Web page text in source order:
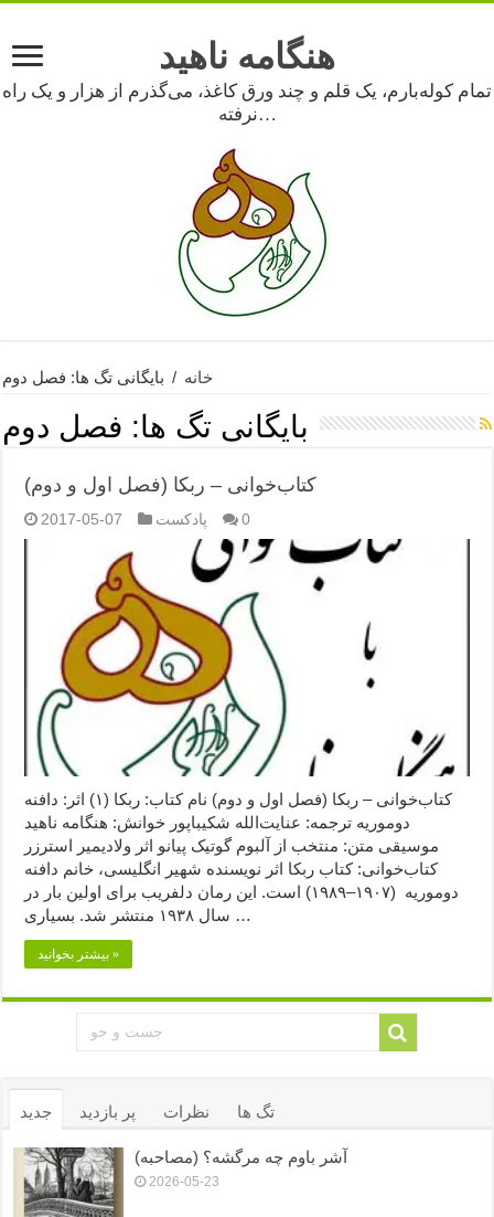
هنگامه ناهید
تمام کوله‌بارم، یک قلم و چند ورق کاغذ، می‌گذرم از هزار و یک راه
نرفته…
خانه / بایگانی تگ ها: فصل دوم
بایگانی تگ ها: فصل دوم
کتاب‌خوانی – ربکا (فصل اول و دوم)
2017-05-07 پادکست 0
کتاب‌خوانی – ربکا (فصل اول و دوم) نام کتاب: ربکا (۱) اثر: دافنه
دوموریه ترجمه: عنایت‌الله شکیباپور خوانش: هنگامه ناهید
موسیقی متن: منتخب از آلبوم گوتیک پیانو اثر ولادیمیر استرزر
کتاب‌خوانی: کتاب ربکا اثر نویسنده شهیر انگلیسی، خانم دافنه
دوموریه (۱۹۰۷–۱۹۸۹) است. این رمان دلفریب برای اولین بار در
سال ۱۹۳۸ منتشر شد. بسیاری …
بیشتر بخوانید »
جدید پر بازدید نظرات تگ ها
آشر باوم چه مرگشه؟ (مصاحبه)
2026-05-23